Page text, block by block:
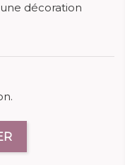
décoration